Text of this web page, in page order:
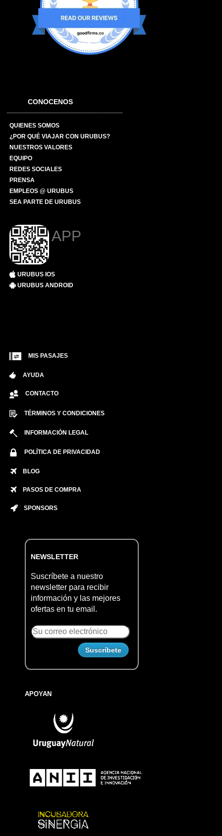
CONOCENOS
QUIENES SOMOS
¿POR QUÉ VIAJAR CON URUBUS?
NUESTROS VALORES
EQUIPO
REDES SOCIALES
PRENSA
EMPLEOS @ URUBUS
SEA PARTE DE URUBUS
APP
URUBUS IOS
URUBUS ANDROID
MIS PASAJES
AYUDA
CONTACTO
TÉRMINOS Y CONDICIONES
INFORMACIÓN LEGAL
POLÍTICA DE PRIVACIDAD
BLOG
PASOS DE COMPRA
SPONSORS
NEWSLETTER
Suscríbete a nuestro
newsletter para recibir
información y las mejores
ofertas en tu email.
APOYAN